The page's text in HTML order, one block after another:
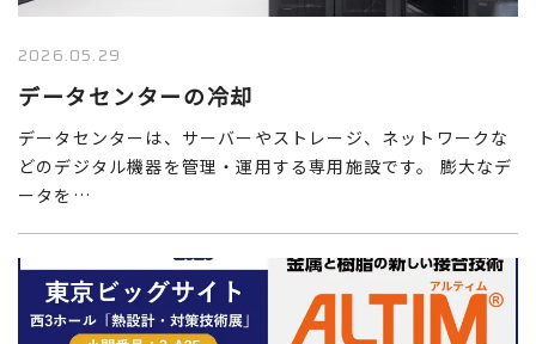
2026.05.29
データセンターの冷却
データセンターは、サーバーやストレージ、ネットワークな
どのデジタル機器を管理・運用する専用施設です。 膨大なデ
ータを…